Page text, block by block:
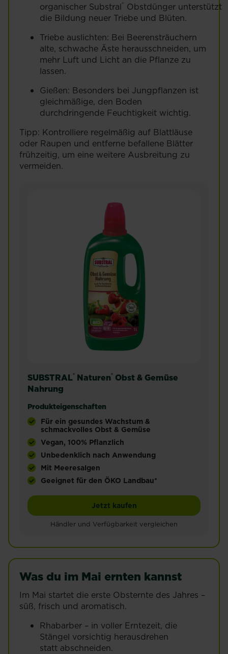
organischer Substral® Obstdünger unterstützt
die Bildung neuer Triebe und Blüten.
Triebe auslichten: Bei Beerensträuchern
alte, schwache Äste herausschneiden, um
mehr Luft und Licht an die Pflanze zu
lassen.
Gießen: Besonders bei Jungpflanzen ist
gleichmäßige, den Boden
durchdringende Feuchtigkeit wichtig.
Tipp: Kontrolliere regelmäßig auf Blattläuse
oder Raupen und entferne befallene Blätter
frühzeitig, um eine weitere Ausbreitung zu
vermeiden.
SUBSTRAL® Naturen® Obst & Gemüse
Nahrung
Produkteigenschaften
Für ein gesundes Wachstum &
schmackvolles Obst & Gemüse
Vegan, 100% Pflanzlich
Unbedenklich nach Anwendung
Mit Meeresalgen
Geeignet für den ÖKO Landbau*
Organischer Dünger für alle Obst- &
Jetzt kaufenSUBSTRAL® Naturen®
Händler und Verfügbarkeit vergleichen
Was du im Mai ernten kannst
Im Mai startet die erste Obsternte des Jahres –
süß, frisch und aromatisch.
Rhabarber – in voller Erntezeit, die
Stängel vorsichtig herausdrehen
statt abschneiden.